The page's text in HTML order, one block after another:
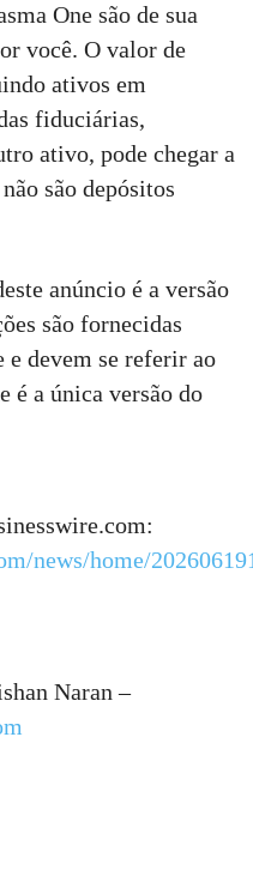
One são de sua
você. O valor de
ativos em
fiduciárias,
ativo, pode chegar a
são depósitos
anúncio é a versão
são fornecidas
e devem se referir ao
é a única versão do
news/home/
Naran –